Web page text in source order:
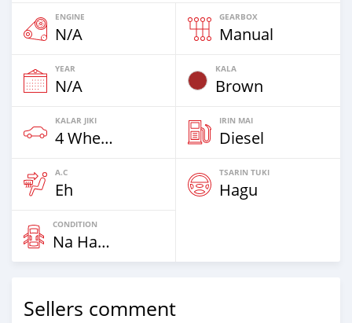
ENGINE
N/A
GEARBOX
Manual
YEAR
N/A
KALA
Brown
KALAR JIKI
4 Wheel Drives & SUVs
IRIN MAI
Diesel
A.C
Eh
TSARIN TUKI
Hagu
CONDITION
Na Hannu
Sellers comment